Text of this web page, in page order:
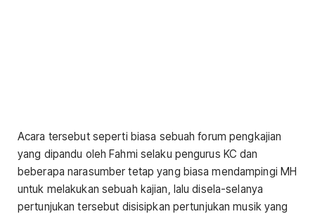
Acara tersebut seperti biasa sebuah forum pengkajian
yang dipandu oleh Fahmi selaku pengurus KC dan
beberapa narasumber tetap yang biasa mendampingi MH
untuk melakukan sebuah kajian, lalu disela-selanya
pertunjukan tersebut disisipkan pertunjukan musik yang